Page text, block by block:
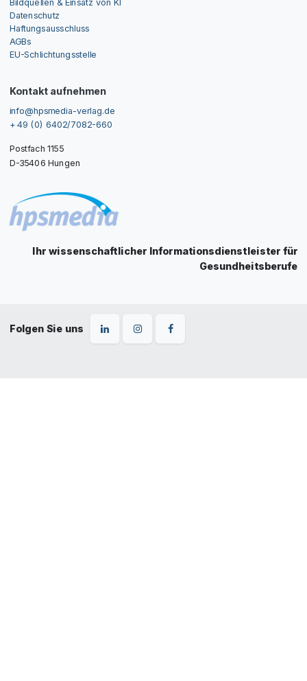
Bildquellen & Einsatz von KI
Datenschutz
Haftungsausschluss
AGBs
EU-Schlichtungsstelle
Kontakt aufnehmen
info@hpsmedia-verlag.de
+ 49 (0) 6402/7082-660
Postfach 1155
D-35406 Hungen
Ihr wissenschaftlicher Informationsdienstleister für
Gesundheitsberufe
Folgen Sie uns